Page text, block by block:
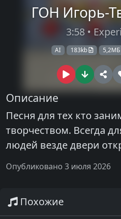
ГОН Игорь-
3:58 •
AI 183kb 5,2МБ
Описание
Песня для тех кто
творчеством. Всегда
людей везде двери
Опубликовано 3 июля 2026
Похожие